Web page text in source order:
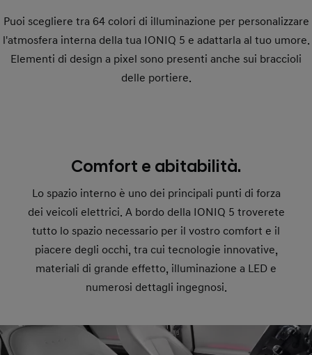
Puoi scegliere tra 64 colori di illuminazione per personalizzare
l'atmosfera interna della tua IONIQ 5 e adattarla al tuo umore.
Elementi di design a pixel sono presenti anche sui braccioli
delle portiere.
Comfort e abitabilità.
Lo spazio interno è uno dei principali punti di forza
dei veicoli elettrici. A bordo della IONIQ 5 troverete
tutto lo spazio necessario per il vostro comfort e il
piacere degli occhi, tra cui tecnologie innovative,
materiali di grande effetto, illuminazione a LED e
numerosi dettagli ingegnosi.